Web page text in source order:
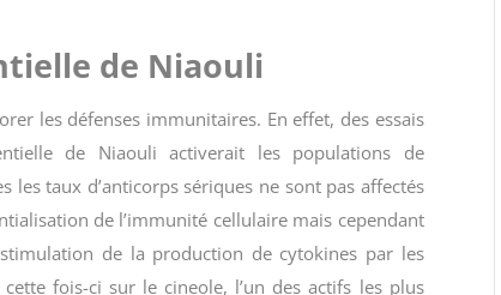
de Niaouli
les défenses immunitaires. En effet, des essais
de Niaouli activerait les populations de
taux d’anticorps sériques ne sont pas affectés
de l’immunité cellulaire mais cependant
de la production de cytokines par les
cette fois-ci sur le cineole, l’un des actifs les plus